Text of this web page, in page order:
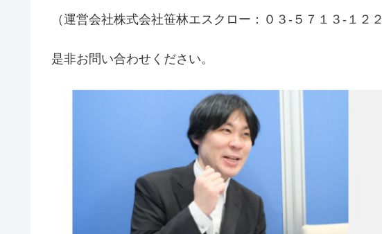
（運営会社株式会社笹林エスクロー：０３-５７１３-１２
是非お問い合わせください。